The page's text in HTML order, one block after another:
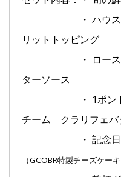
・ ハウスシー
リットトッピング
・ ローストチ
ターソース
・ 1ポンド カ
チーム クラリフェバ
・ 記念日メッ
（GCOBR特製チーズケー